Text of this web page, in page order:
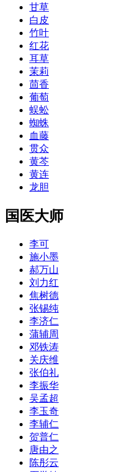
甘草
白皮
竹叶
红花
耳草
茉莉
茴香
葡萄
蜈蚣
蜘蛛
血藤
贯众
黄芩
黄连
龙胆
国医大师
李可
施小墨
郝万山
刘力红
焦树德
张锡纯
李济仁
蒲辅周
邓铁涛
关庆维
张伯礼
李振华
吴孟超
李玉奇
李辅仁
贺普仁
唐由之
陈彤云